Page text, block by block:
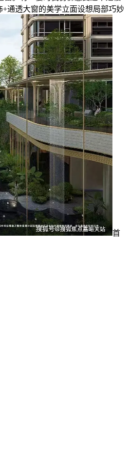
通透大窗的美学立面设想局部巧妙
首